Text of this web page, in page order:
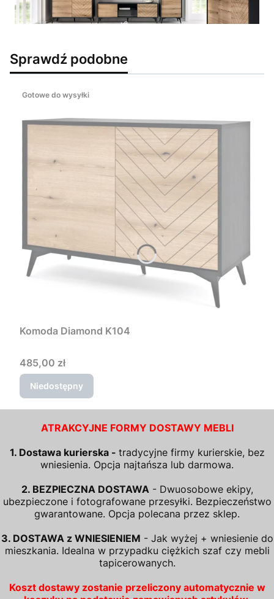
Sprawdź podobne
Gotowe do wysyłki
Komoda Diamond K104
Cena
485,00 zł
Niedostępny
ATRAKCYJNE FORMY DOSTAWY MEBLI
1. Dostawa kurierska - tradycyjne firmy kurierskie, bez
wniesienia. Opcja najtańsza lub darmowa.
2. BEZPIECZNA DOSTAWA - Dwuosobowe ekipy,
ubezpieczone i fotografowane przesyłki. Bezpieczeństwo
gwarantowane. Opcja polecana przez sklep.
3. DOSTAWA z WNIESIENIEM - Jak wyżej + wniesienie do
mieszkania. Idealna w przypadku ciężkich szaf czy mebli
tapicerowanych.
Koszt dostawy zostanie przeliczony automatycznie w